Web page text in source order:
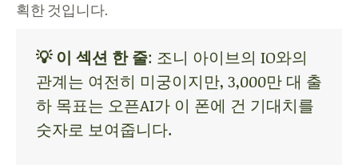
획한 것입니다.
💡 이 섹션 한 줄: 조니 아이브의 IO와의
관계는 여전히 미궁이지만, 3,000만 대 출
하 목표는 오픈AI가 이 폰에 건 기대치를
숫자로 보여줍니다.